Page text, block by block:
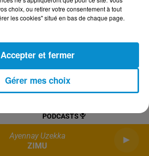
PODCASTS
Ayennay Uzekka
ZIMU
2025 2024 2023 2022
choix, ou retirer votre consentement à tout
les cookies" situé en bas de chaque page.
Gérer mes choix
Accepter et fermer